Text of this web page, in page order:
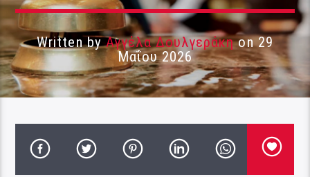
Written byΑγγέλα Δουλγεράκηon 29
Μαΐου 2026